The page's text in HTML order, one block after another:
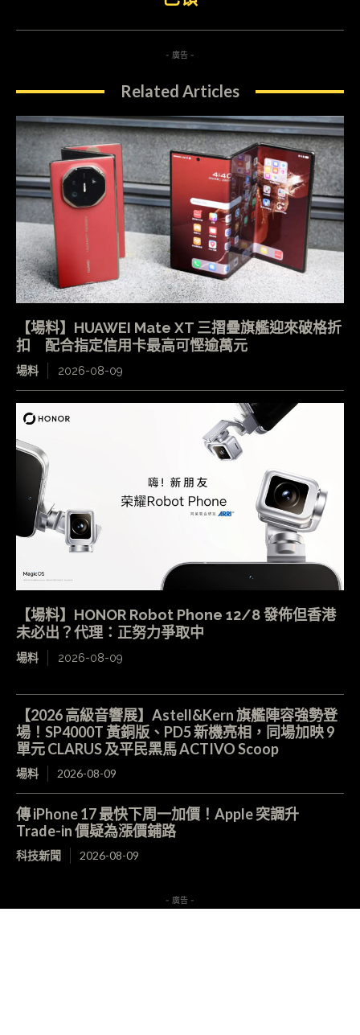
- 廣告 -
Related Articles
【場料】HUAWEI Mate XT 三摺疊旗艦迎來破格折
扣 配合指定信用卡最高可慳逾萬元
場料 2026-08-09
【場料】HONOR Robot Phone 12/8 發佈但香港
未必出？代理：正努力爭取中
場料 2026-08-09
【2026 高級音響展】Astell&Kern 旗艦陣容強勢登
場！SP4000T 黃銅版、PD5 新機亮相，同場加映 9
單元 CLARUS 及平民黑馬 ACTIVO Scoop
場料 2026-08-09
傳 iPhone 17 最快下周一加價！Apple 突調升
Trade-in 價疑為漲價鋪路
科技新聞 2026-08-09
- 廣告 -